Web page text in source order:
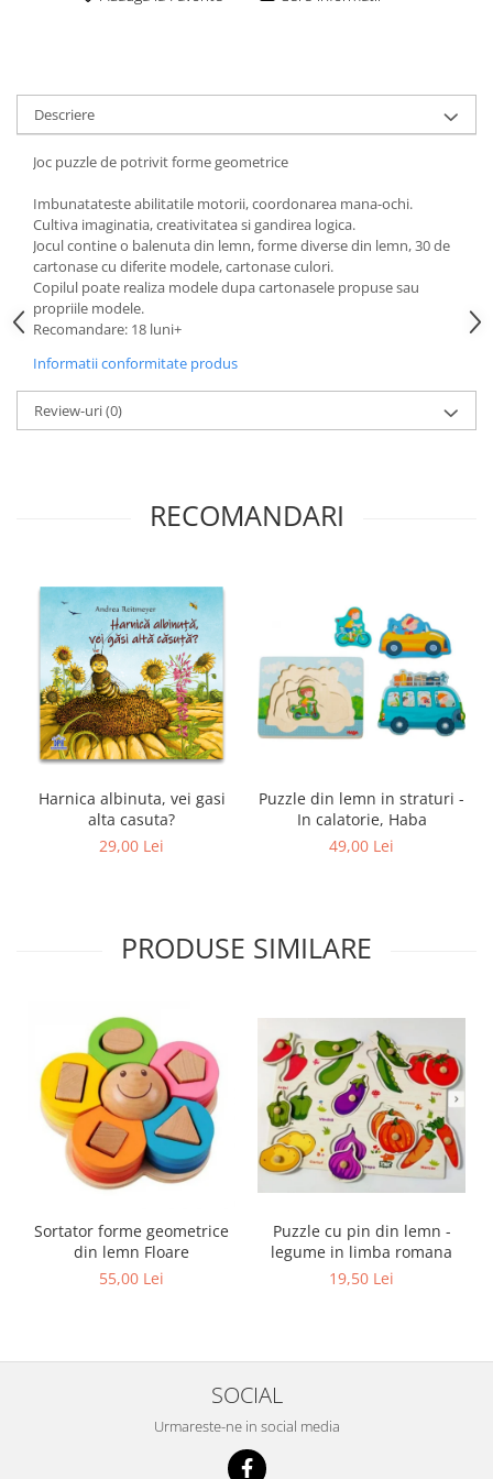
Descriere
Joc puzzle de potrivit forme geometrice
Imbunatateste abilitatile motorii, coordonarea mana-ochi.
Cultiva imaginatia, creativitatea si gandirea logica.
Jocul contine o balenuta din lemn, forme diverse din lemn, 30 de
cartonase cu diferite modele, cartonase culori.
Copilul poate realiza modele dupa cartonasele propuse sau
propriile modele.
Recomandare: 18 luni+
Informatii conformitate produs
Review-uri(0)
RECOMANDARI
Harnica albinuta, vei gasi
alta casuta?
29,00 Lei
Puzzle din lemn in straturi -
In calatorie, Haba
49,00 Lei
PRODUSE SIMILARE
Sortator forme geometrice
din lemn Floare
55,00 Lei
Puzzle cu pin din lemn -
legume in limba romana
19,50 Lei
SOCIAL
Urmareste-ne in social media